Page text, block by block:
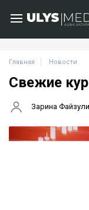
Главная Новости
Свежие
Зарина